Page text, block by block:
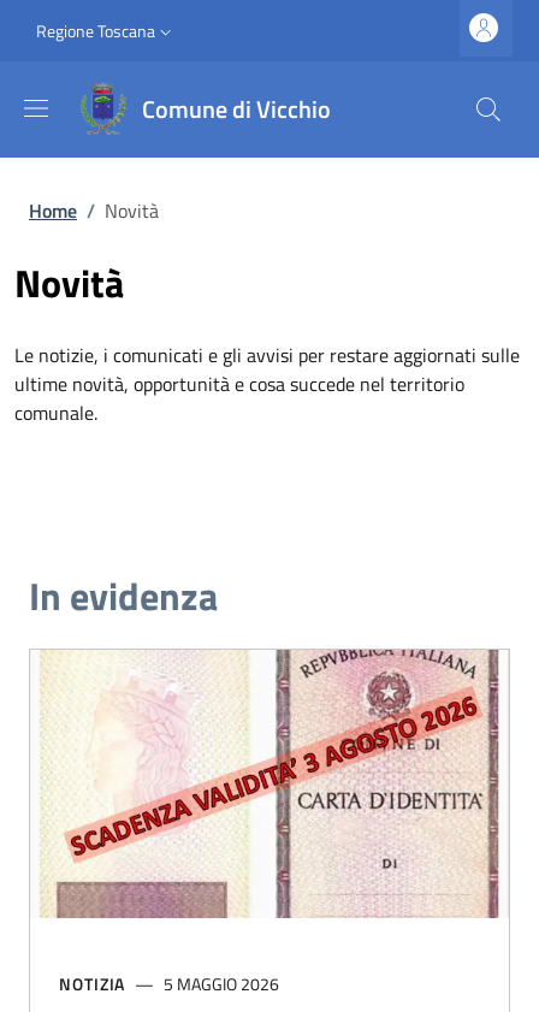
Slim top
Regione Toscana
Comune di Vicchio
Briciole di pane
Home / Novità
Novità
Le notizie, i comunicati e gli avvisi per restare aggiornati sulle
ultime novità, opportunità e cosa succede nel territorio
comunale.
In evidenza
NOTIZIA 5 MAGGIO 2026